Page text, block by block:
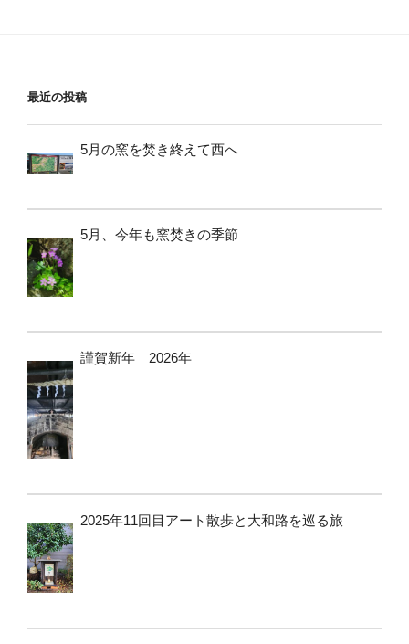
最近の投稿
5月の窯を焚き終えて西へ
5月、今年も窯焚きの季節
謹賀新年 2026年
2025年11回目アート散歩と大和路を巡る旅